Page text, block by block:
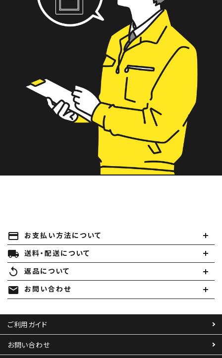
payment お支払い方法について
local_shipping 送料・配送について
replay 返品について
mail お問い合わせ
ご利用ガイド
お問い合わせ